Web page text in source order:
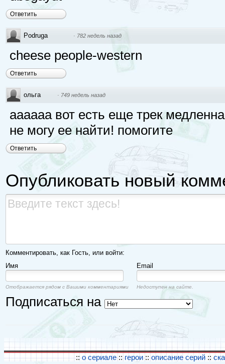
Ответить
Podruga · 782 недель назад
cheese people-western
Ответить
ольга · 749 недель назад
аааааа вот есть еще трек
не могу ее найти! помогите
Ответить
Опубликовать новый
Комментировать, как Гость, или войти:
Имя
Email
Отображается рядом с Вашими комментариями Недоступен на сайте.
Подписаться на
:: о сериале:: герои::описание серий::